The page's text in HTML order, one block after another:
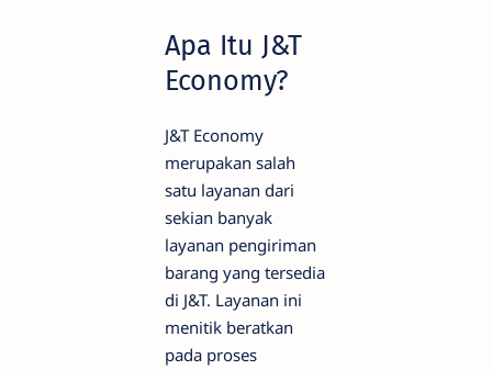
Apa Itu J&T
Economy?
J&T Economy
merupakan salah
satu layanan dari
sekian banyak
layanan pengiriman
barang yang tersedia
di J&T. Layanan ini
menitik beratkan
pada proses